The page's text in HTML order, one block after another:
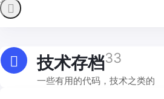
技术存档33
一些有用的代码，技术之类的